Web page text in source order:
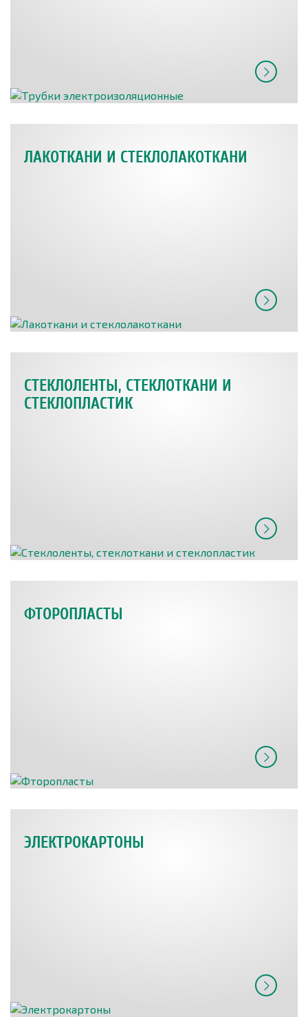
ЛАКОТКАНИ И СТЕКЛОЛАКОТКАНИ
СТЕКЛОЛЕНТЫ, СТЕКЛОТКАНИ И
СТЕКЛОПЛАСТИК
ФТОРОПЛАСТЫ
ЭЛЕКТРОКАРТОНЫ